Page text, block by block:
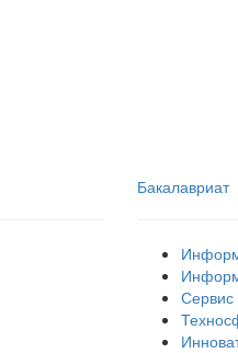
Бакалавриат
Сервис